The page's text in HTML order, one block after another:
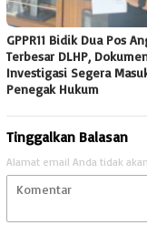
GPPR11 Bidik Dua Pos
Terbesar DLHP,
Investigasi Segera
Penegak Hukum
Tinggalkan Balasan
Alamat email Anda tidak